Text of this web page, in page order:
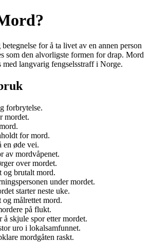
for å ta livet av en annen person
som den alvorligste formen for drap. Mord
langvarig fengselsstraff i Norge.
forbrytelse.
mordet.
for mord.
en øde vei.
av mordvåpenet.
over mordet.
og brutalt mord.
under mordet.
starter neste uke.
målrettet mord.
på flukt.
å skjule spor etter mordet.
uro i lokalsamfunnet.
mordgåten raskt.